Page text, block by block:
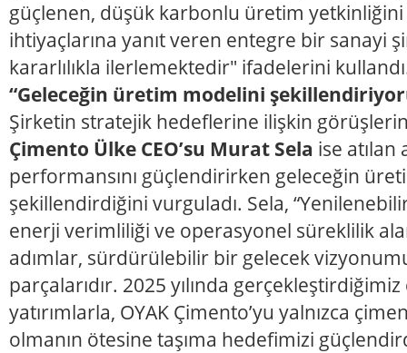
güçlenen, düşük karbonlu üretim yetkinliğini
ihtiyaçlarına yanıt veren entegre bir sanayi
kararlılıkla ilerlemektedir" ifadelerini
“Geleceğin üretim modelini
Şirketin stratejik hedeflerine ilişkin
Çimento Ülke CEO’su Murat Sela ise atılan
performansını güçlendirirken geleceğin
şekillendirdiğini vurguladı. Sela,
enerji verimliliği ve operasyonel süreklilik
adımlar, sürdürülebilir bir gelecek
parçalarıdır. 2025 yılında
yatırımlarla, OYAK Çimento’yu yalnızca
olmanın ötesine taşıma hedefimizi